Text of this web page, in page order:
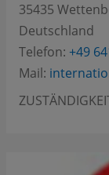
35435
Deutschland
Telefon: +49
Mail: